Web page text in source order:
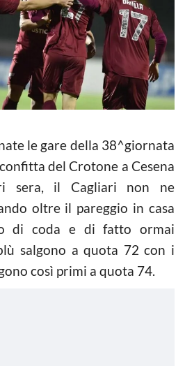
le gare della 38^giornata
del Crotone a Cesena
sera, il Cagliari non ne
oltre il pareggio in casa
di coda e di fatto ormai
salgono a quota 72 con i
così primi a quota 74.